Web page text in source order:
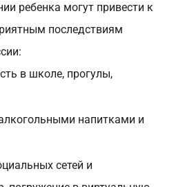
ребенка могут привести к
последствиям
в школе, прогулы,
напитками и
сетей и